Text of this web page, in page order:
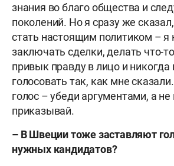
знания во благо общества и
поколений. Но я сразу же
стать настоящим политиком – я
заключать сделки, делать что-
привык правду в лицо и никогда
голосовать так, как мне
голос – убеди аргументами, а не
приказывай.
– В Швеции тоже заставляют
нужных кандидатов?